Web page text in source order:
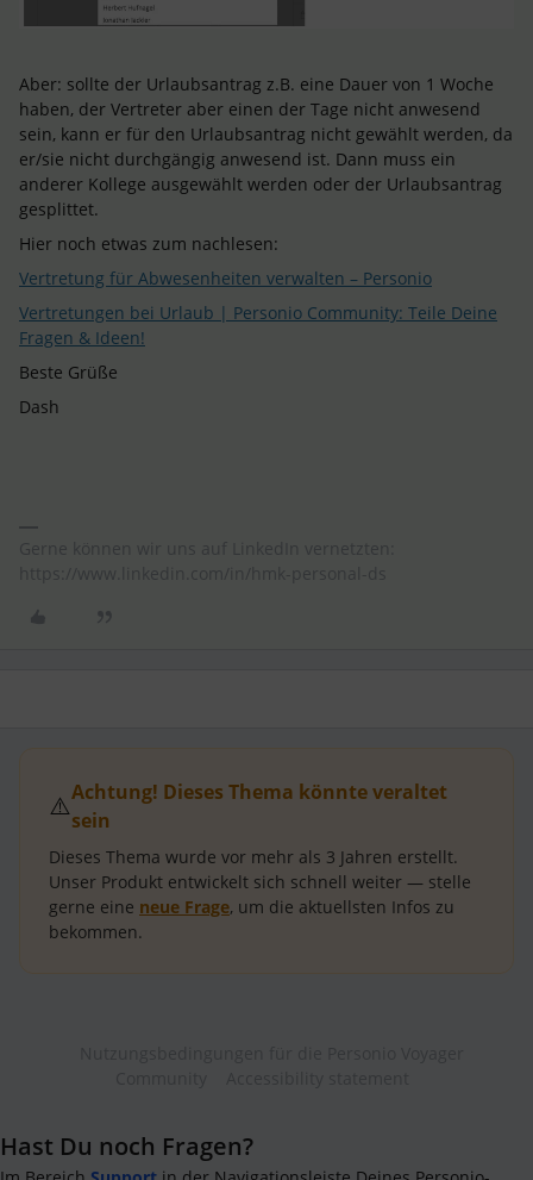
Aber: sollte der Urlaubsantrag z.B. eine Dauer von 1 Woche
haben, der Vertreter aber einen der Tage nicht anwesend
sein, kann er für den Urlaubsantrag nicht gewählt werden, da
er/sie nicht durchgängig anwesend ist. Dann muss ein
anderer Kollege ausgewählt werden oder der Urlaubsantrag
gesplittet.
Hier noch etwas zum nachlesen:
Vertretung für Abwesenheiten verwalten – Personio
Vertretungen bei Urlaub | Personio Community: Teile Deine
Fragen & Ideen!
Beste Grüße
Dash
⚠️Achtung! Dieses Thema könnte veraltet
sein
Dieses Thema wurde vor mehr als 3 Jahren erstellt.
Unser Produkt entwickelt sich schnell weiter — stelle
gerne eine neue Frage, um die aktuellsten Infos zu
bekommen.
Hast Du noch Fragen?